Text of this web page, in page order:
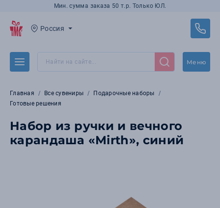
Мин. сумма заказа 50 т.р. Только ЮЛ.
Россия
Меню
Главная Все сувениры
Подарочные наборы
Готовые решения
Набор из ручки и вечного
карандаша «Mirth», синий